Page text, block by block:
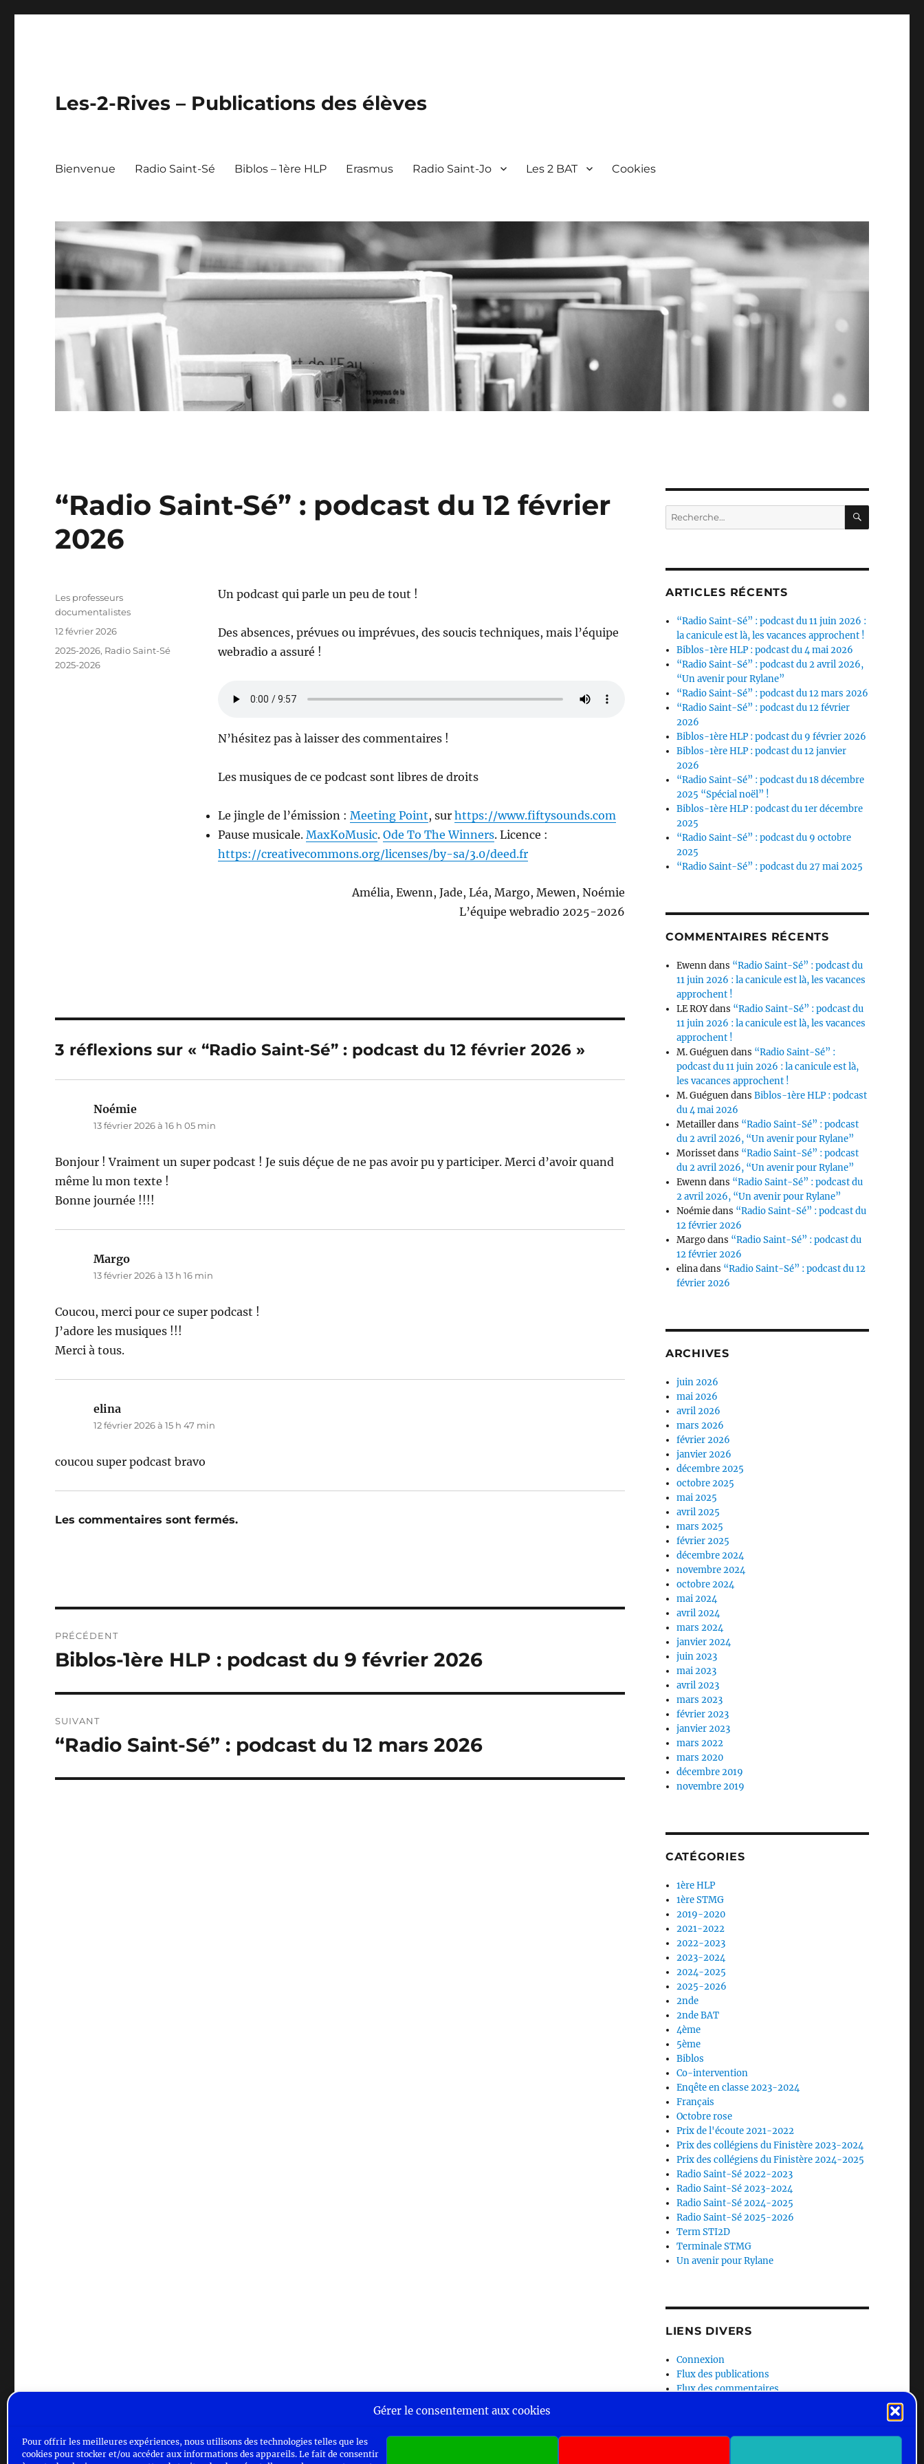
Gérer le consentement aux cookies
Pour offrir les meilleures expériences, nous utilisons des technologies telles que les
cookies pour stocker et/ou accéder aux informations des appareils. Le fait de consentir
Les-2-Rives – Publications des élèves
Bienvenue Radio Saint-Sé Biblos – 1ère HLP Erasmus Radio Saint-Jo Les 2 BAT Cookies
“Radio Saint-Sé” : podcast du 12 février
2026
Un podcast qui parle un peu de tout !
Des absences, prévues ou imprévues, des soucis techniques, mais l’équipe
webradio a assuré !
N’hésitez pas à laisser des commentaires !
Les musiques de ce podcast sont libres de droits
Le jingle de l’émission : Meeting Point, sur https://www.fiftysounds.com
Pause musicale. MaxKoMusic. Ode To The Winners. Licence :
https://creativecommons.org/licenses/by-sa/3.0/deed.fr
Amélia, Ewenn, Jade, Léa, Margo, Mewen, Noémie
L’équipe webradio 2025-2026
Auteur
Les professeurs
documentalistes
Publié
12 février 2026
Catégories
2025-2026, Radio Saint-Sé
2025-2026
3 réflexions sur « “Radio Saint-Sé” : podcast du 12 février 2026 »
Noémie
13 février 2026 à 16 h 05 min
Bonjour ! Vraiment un super podcast ! Je suis déçue de ne pas avoir pu y participer. Merci d’avoir quand
même lu mon texte !
Bonne journée !!!!
Margo
13 février 2026 à 13 h 16 min
Coucou, merci pour ce super podcast !
J’adore les musiques !!!
Merci à tous.
elina
12 février 2026 à 15 h 47 min
coucou super podcast bravo
Les commentaires sont fermés.
de
PRÉCÉDENT
Publication
Biblos-1ère HLP : podcast du 9 février 2026
SUIVANT
Publication
“Radio Saint-Sé” : podcast du 12 mars 2026
Recherche
pour :
ARTICLES RÉCENTS
“Radio Saint-Sé” : podcast du 11 juin 2026 :
la canicule est là, les vacances approchent !
Biblos-1ère HLP : podcast du 4 mai 2026
“Radio Saint-Sé” : podcast du 2 avril 2026,
“Un avenir pour Rylane”
“Radio Saint-Sé” : podcast du 12 mars 2026
“Radio Saint-Sé” : podcast du 12 février
2026
Biblos-1ère HLP : podcast du 9 février 2026
Biblos-1ère HLP : podcast du 12 janvier
2026
“Radio Saint-Sé” : podcast du 18 décembre
2025 “Spécial noël” !
Biblos-1ère HLP : podcast du 1er décembre
2025
“Radio Saint-Sé” : podcast du 9 octobre
2025
“Radio Saint-Sé” : podcast du 27 mai 2025
COMMENTAIRES RÉCENTS
Ewenndans “Radio Saint-Sé” : podcast du
11 juin 2026 : la canicule est là, les vacances
approchent !
LE ROYdans “Radio Saint-Sé” : podcast du
11 juin 2026 : la canicule est là, les vacances
approchent !
M. Guéguendans “Radio Saint-Sé” :
podcast du 11 juin 2026 : la canicule est là,
les vacances approchent !
M. GuéguendansBiblos-1ère HLP : podcast
du 4 mai 2026
Metaillerdans “Radio Saint-Sé” : podcast
du 2 avril 2026, “Un avenir pour Rylane”
Morissetdans “Radio Saint-Sé” : podcast
du 2 avril 2026, “Un avenir pour Rylane”
Ewenndans “Radio Saint-Sé” : podcast du
2 avril 2026, “Un avenir pour Rylane”
Noémiedans “Radio Saint-Sé” : podcast du
12 février 2026
Margodans “Radio Saint-Sé” : podcast du
12 février 2026
elinadans “Radio Saint-Sé” : podcast du 12
février 2026
ARCHIVES
juin 2026
mai 2026
avril 2026
mars 2026
février 2026
janvier 2026
décembre 2025
octobre 2025
mai 2025
avril 2025
mars 2025
février 2025
décembre 2024
novembre 2024
octobre 2024
mai 2024
avril 2024
mars 2024
janvier 2024
juin 2023
mai 2023
avril 2023
mars 2023
février 2023
janvier 2023
mars 2022
mars 2020
décembre 2019
novembre 2019
CATÉGORIES
1ère HLP
1ère STMG
2019-2020
2021-2022
2022-2023
2023-2024
2024-2025
2025-2026
2nde
2nde BAT
4ème
5ème
Biblos
Co-intervention
Enqête en classe 2023-2024
Français
Octobre rose
Prix de l'écoute 2021-2022
Prix des collégiens du Finistère 2023-2024
Prix des collégiens du Finistère 2024-2025
Radio Saint-Sé 2022-2023
Radio Saint-Sé 2023-2024
Radio Saint-Sé 2024-2025
Radio Saint-Sé 2025-2026
Term STI2D
Terminale STMG
Un avenir pour Rylane
LIENS DIVERS
Connexion
Flux des publications
Flux des commentaires